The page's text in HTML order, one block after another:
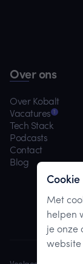
Over ons
Over Kobalt
Vacatures 1
Tech Stack
Podcasts
Contact
Blog
Met
helpen
je onze
website